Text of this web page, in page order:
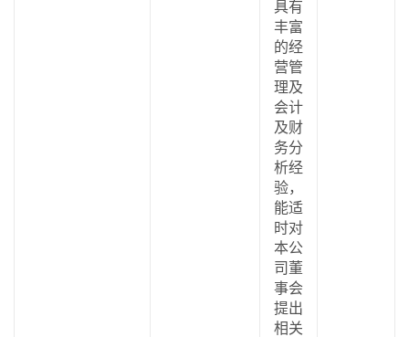
具有
丰富
的经
营管
理及
会计
及财
务分
析经
验，
能适
时对
本公
司董
事会
提出
相关